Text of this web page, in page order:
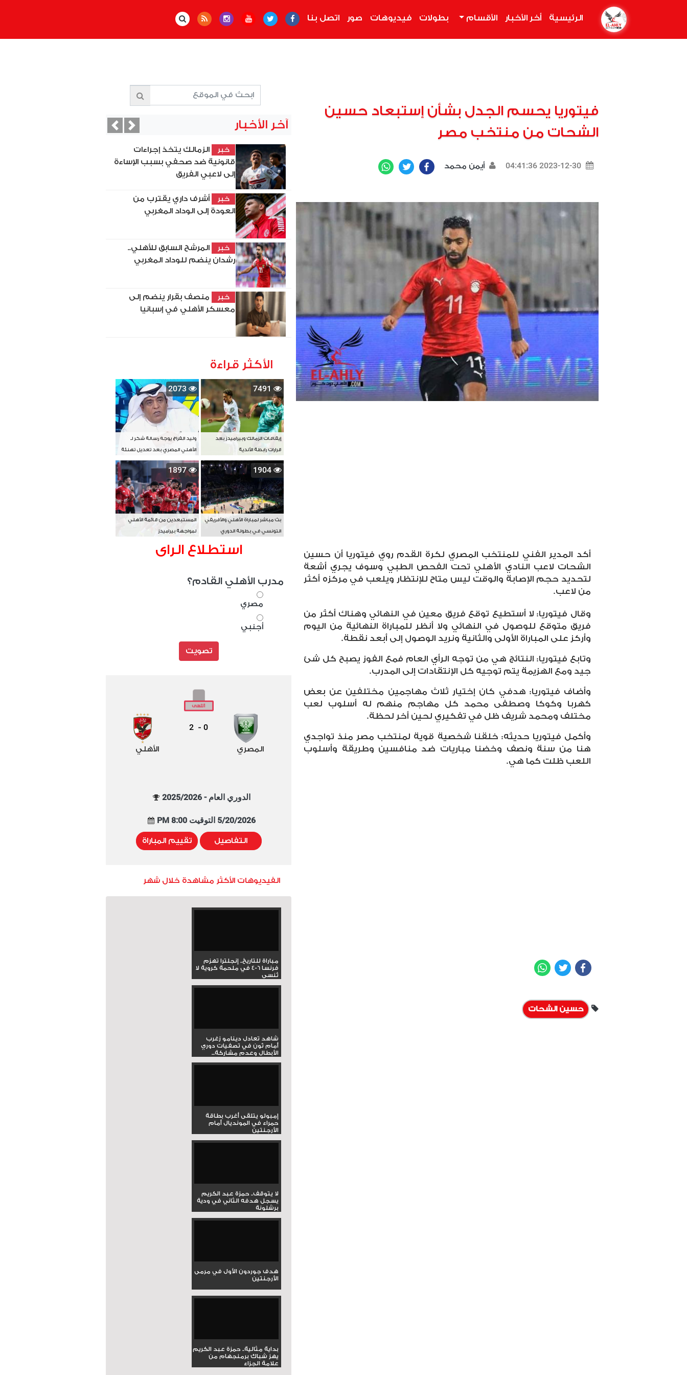
الرئيسية أخر الأخبار الأقسام بطولات فيديوهات صور اتصل بنا
فيتوريا يحسم الجدل بشأن إستبعاد حسين
الشحات من منتخب مصر
2023-12-30 04:41:36 أيمن محمد Facebook
Twitter
أكد المدير الفني للمنتخب المصري لكرة القدم روي فيتوريا أن حسين
الشحات لاعب النادي الأهلي تحت الفحص الطبي وسوف يجري أشعة
لتحديد حجم الإصابة والوقت ليس متاح للإنتظار ويلعب في مركزه أكثر
من لاعب.
وقال فيتوريا: لا أستطيع توقع فريق معين في النهائي وهناك أكثر من
فريق متوقع للوصول في النهائي ولا أنظر للمباراة النهائية من اليوم
وأركز على المباراة الأولى والثانية ونريد الوصول إلى أبعد نقطة.
وتابع فيتوريا: النتائج هي من توجه الرأي العام فمع الفوز يصبح كل شئ
جيد ومع الهزيمة يتم توجيه كل الإنتقادات إلى المدرب.
وأضاف فيتوريا: هدفي كان إختيار ثلاث مهاجمين مختلفين عن بعض
كهربا وكوكا وصطفى محمد كل مهاجم منهم له أسلوب لعب
مختلف ومحمد شريف ظل في تفكيري لحين أخر لحظة.
وأكمل فيتوريا حديثه: خلقنا شخصية قوية لمنتخب مصر منذ تواجدي
هنا من سنة ونصف وخضنا مباريات ضد منافسين وطريقة وأسلوب
اللعب ظلت كما هي.
Facebook
Twitter
حسين الشحات
آخر الأخبار
خبر
الزمالك يتخذ إجراءات
قانونية ضد صحفي بسبب الإساءة
إلى لاعبي الفريق
خبر
أشرف داري يقترب من
العودة إلى الوداد المغربي
خبر
المرشح السابق للأهلي..
رشدان ينضم للوداد المغربي
خبر
منصف بقرار ينضم إلى
معسكر الأهلي في إسبانيا
PreviousNext
الأكثر قراءة
7491
إيقافات الزمالك وبيراميدز بعد
قرارات رابطة الأندية
2073
وليد الفراج يوجه رسالة شكر لـ
الأهلي المصري بعد تعديل تهنئة
بطل آسيا
1904
بث مباشر لمباراة الأهلي والأفريقي
التونسي في بطولة الدوري
1897
المستبعدين من قائمة الأهلي
لمواجهة بيراميدز
استطلاع الراى
مدرب الأهلي القادم؟
مصري
أجنبي
تصويت
المصري
0
-
2
الأهلي
الدوري العام - 2025/2026
5/20/2026 التوقيت 8:00 PM
التفاصيل تقييم المباراة
الفيديوهات الأكثر مشاهدة خلال شهر
مباراة للتاريخ.. إنجلترا تهزم
فرنسا 6-4 في ملحمة كروية لا
تُنسى
شاهد تعادل دينامو زغرب
أمام ثون في تصفيات دوري
الأبطال وعدم مشاركة...
إمبولو يتلقى أغرب بطاقة
حمراء في المونديال أمام
الأرجنتين
لا يتوقف.. حمزة عبد الكريم
يسجل هدفه الثاني في ودية
برشلونة
هدف جوردون الأول في مرمى
الأرجنتين
بداية مثالية.. حمزة عبد الكريم
يهز شباك برمنجهام من
علامة الجزاء